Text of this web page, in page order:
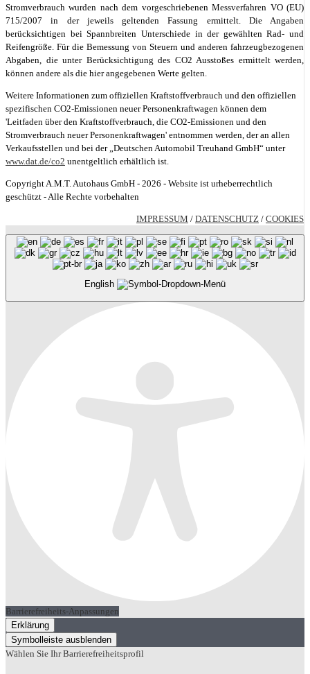
Stromverbrauch wurden nach dem vorgeschriebenen Messverfahren VO (EU)
715/2007 in der jeweils geltenden Fassung ermittelt. Die Angaben
berücksichtigen bei Spannbreiten Unterschiede in der gewählten Rad- und
Reifengröße. Für die Bemessung von Steuern und anderen fahrzeugbezogenen
Abgaben, die unter Berücksichtigung des CO2 Ausstoßes ermittelt werden,
können andere als die hier angegebenen Werte gelten.
Weitere Informationen zum offiziellen Kraftstoffverbrauch und den offiziellen
spezifischen CO2-Emissionen neuer Personenkraftwagen können dem
'Leitfaden über den Kraftstoffverbrauch, die CO2-Emissionen und den
Stromverbrauch neuer Personenkraftwagen' entnommen werden, der an allen
Verkaufsstellen und bei der „Deutschen Automobil Treuhand GmbH“ unter
www.dat.de/co2 unentgeltlich erhältlich ist.
Copyright A.M.T. Autohaus GmbH - 2026 - Website ist urheberrechtlich
geschützt - Alle Rechte vorbehalten
IMPRESSUM / DATENSCHUTZ / COOKIES
English
Barrierefreiheits-Anpassungen
Erklärung
Symbolleiste ausblenden
Wählen Sie Ihr Barrierefreiheitsprofil